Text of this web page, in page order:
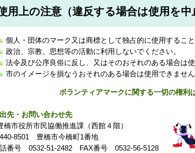
用上の注意（違反する場合は使用を中
個人・団体のマーク又は商標として独占的に使用すること
政治、宗教、思想等の活動に利用しないでください。
法令及び公序良俗に反し、又はそのおそれのある場合は使
市のイメージを損なうおそれのある場合は使用できません
ボランティアマークに関する一切の権利
先・お問い合わせ先
橋市役所市民協働推進課（西館４階）
8501 豊橋市今橋町1番地
番号 0532-51-2482 FAX番号 0532-56-5128